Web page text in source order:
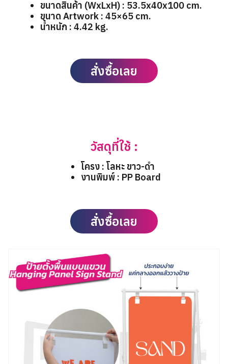
ขนาดสินค้า (WxLxH) : 53.5x40x100 cm.
ขนาด Artwork : 45×65 cm.
น้ำหนัก : 4.42 kg.
สั่งซื้อเลย
วัสดุที่ใช้ :
โครง : โลหะ ขาว-ดำ
งานพิมพ์ : PP Board
สั่งซื้อเลย